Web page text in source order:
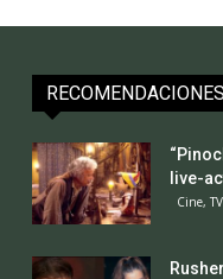
live-
Cine,